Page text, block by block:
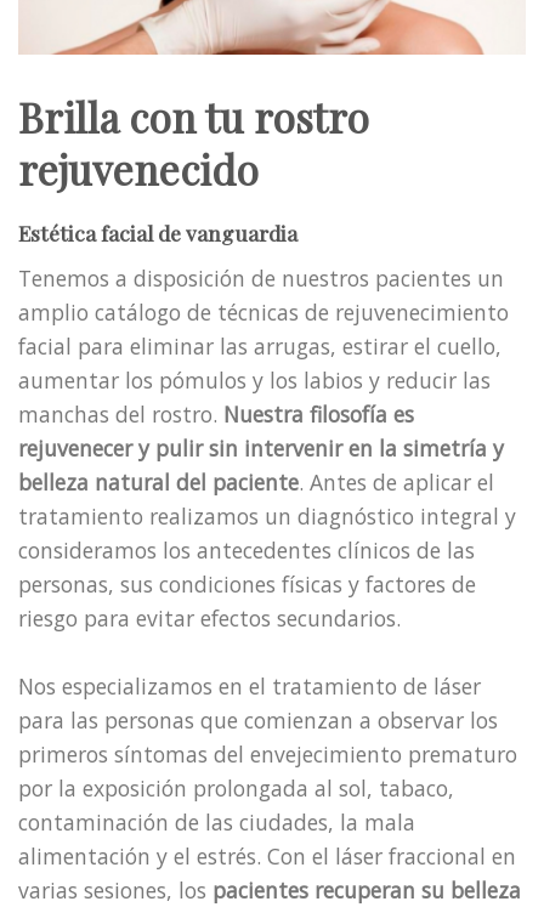
Brilla con tu rostro
rejuvenecido
Estética facial de vanguardia
Tenemos a disposición de nuestros pacientes un
amplio catálogo de técnicas de rejuvenecimiento
facial para eliminar las arrugas, estirar el cuello,
aumentar los pómulos y los labios y reducir las
manchas del rostro. Nuestra filosofía es
rejuvenecer y pulir sin intervenir en la simetría y
belleza natural del paciente. Antes de aplicar el
tratamiento realizamos un diagnóstico integral y
consideramos los antecedentes clínicos de las
personas, sus condiciones físicas y factores de
riesgo para evitar efectos secundarios.
.​​​​Nos especializamos en el tratamiento de láser
para las personas que comienzan a observar los
primeros síntomas del envejecimiento prematuro
por la exposición prolongada al sol, tabaco,
contaminación de las ciudades, la mala
alimentación y el estrés. Con el láser fraccional en
varias sesiones, los pacientes recuperan su belleza